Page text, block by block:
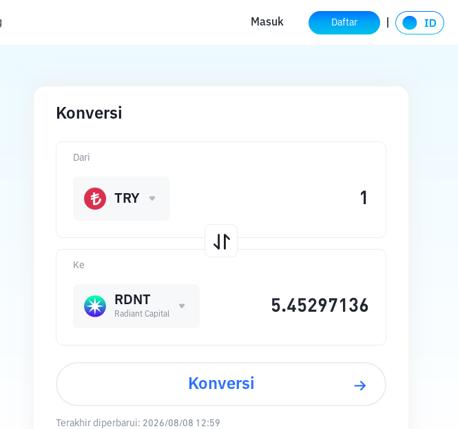
Masuk Daftar
Konversi
Ke
RDNT
Radiant Capital
Dari
TRY
Konversi
Terakhir diperbarui: 2026/08/08 12:59